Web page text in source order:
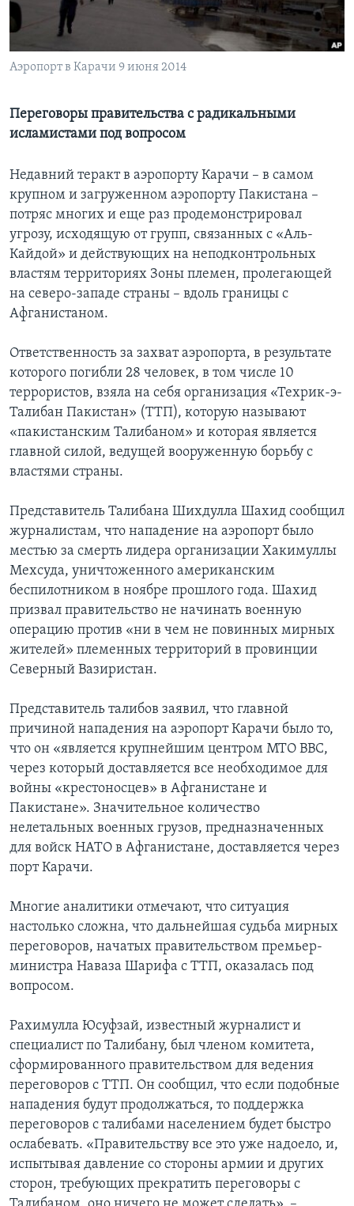
Learning English
СОЦИАЛЬНЫЕ СЕТИ
Аэропорт в Карачи 9 июня 2014
Переговоры правительства с радикальными
исламистами под вопросом
Недавний теракт в аэропорту Карачи – в самом
крупном и загруженном аэропорту Пакистана –
потряс многих и еще раз продемонстрировал
угрозу, исходящую от групп, связанных с «Аль-
Кайдой» и действующих на неподконтрольных
властям территориях Зоны племен, пролегающей
на северо-западе страны – вдоль границы с
Афганистаном.
Ответственность за захват аэропорта, в результате
которого погибли 28 человек, в том числе 10
террористов, взяла на себя организация «Техрик-э-
Талибан Пакистан» (ТТП), которую называют
«пакистанским Талибаном» и которая является
главной силой, ведущей вооруженную борьбу с
властями страны.
Представитель Талибана Шихдулла Шахид сообщил
журналистам, что нападение на аэропорт было
местью за смерть лидера организации Хакимуллы
Мехсуда, уничтоженного американским
беспилотником в ноябре прошлого года. Шахид
призвал правительство не начинать военную
операцию против «ни в чем не повинных мирных
жителей» племенных территорий в провинции
Северный Вазиристан.
Представитель талибов заявил, что главной
причиной нападения на аэропорт Карачи было то,
что он «является крупнейшим центром МТО ВВС,
через который доставляется все необходимое для
войны «крестоносцев» в Афганистане и
Пакистане». Значительное количество
нелетальных военных грузов, предназначенных
для войск НАТО в Афганистане, доставляется через
порт Карачи.
Многие аналитики отмечают, что ситуация
настолько сложна, что дальнейшая судьба мирных
переговоров, начатых правительством премьер-
министра Наваза Шарифа с ТТП, оказалась под
вопросом.
Рахимулла Юсуфзай, известный журналист и
специалист по Талибану, был членом комитета,
сформированного правительством для ведения
переговоров с ТТП. Он сообщил, что если подобные
нападения будут продолжаться, то поддержка
переговоров с талибами населением будет быстро
ослабевать. «Правительству все это уже надоело, и,
испытывая давление со стороны армии и других
сторон, требующих прекратить переговоры с